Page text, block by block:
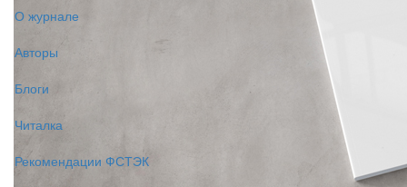
О журнале
Авторы
Блоги
Читалка
Рекомендации ФСТЭК